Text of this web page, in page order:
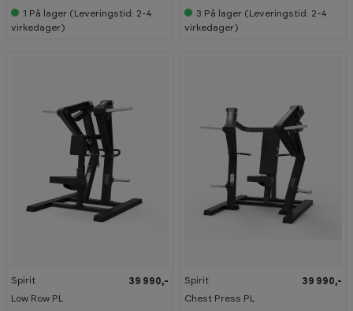
1 På lager (Leveringstid: 2-4
virkedager)
3 På lager (Leveringstid: 2-4
virkedager)
Spirit
Low Row PL
39 990,-
Spirit
Chest Press PL
39 990,-